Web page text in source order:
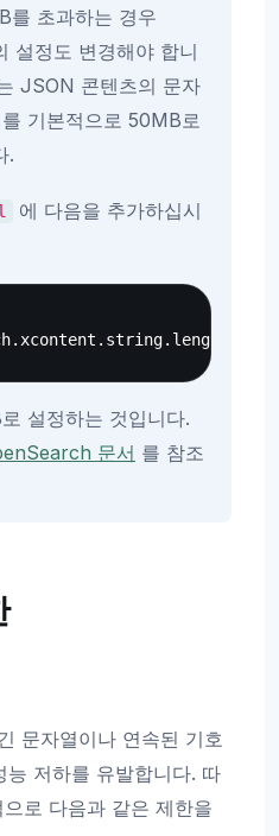
를 초과하는 경우
설정도 변경해야 합니
JSON 콘텐츠의 문자
기본적으로 50MB로
.
에 다음을 추가하십시
설정하는 것입니다.
문서 를 참조
문자열이나 연속된 기호
저하를 유발합니다. 따
로 다음과 같은 제한을